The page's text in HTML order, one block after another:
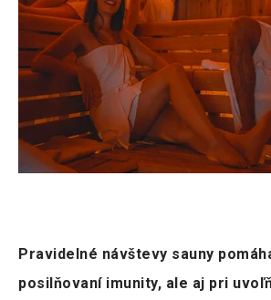
Pravidelné návštevy sauny
posilňovaní imunity, ale aj pri